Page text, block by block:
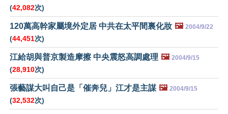
(42,082次)
120萬高幹家屬境外定居 中共在太平間裏化妝 🖼️ 2004/9/22
(44,451次)
江給胡與普京製造摩擦 中央震怒高調處理 🖼️ 2004/9/15
(28,910次)
張藝謀大叫自己是「催奔兒」江才是主謀 🖼️ 2004/9/15
(32,532次)